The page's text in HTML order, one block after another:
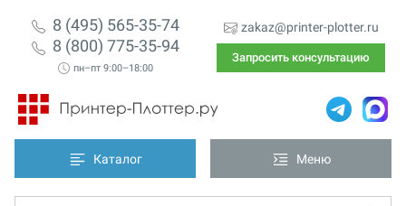
8 (495) 565-35-74
8 (800) 775-35-94
пн–пт 9:00–18:00
zakaz@printer-plotter.ru
Запросить консультацию
Каталог Меню